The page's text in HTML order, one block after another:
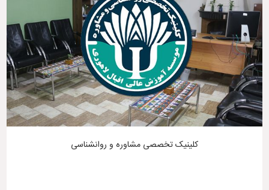
کلینیک تخصصی مشاوره و روانشناسی